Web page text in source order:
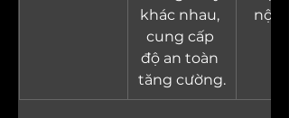
khác nhau,
cung cấp
độ an toàn
tăng cường.
nội